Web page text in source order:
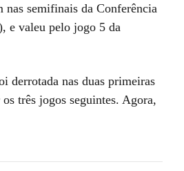
nas semifinais da Conferência
e valeu pelo jogo 5 da
derrotada nas duas primeiras
três jogos seguintes. Agora,